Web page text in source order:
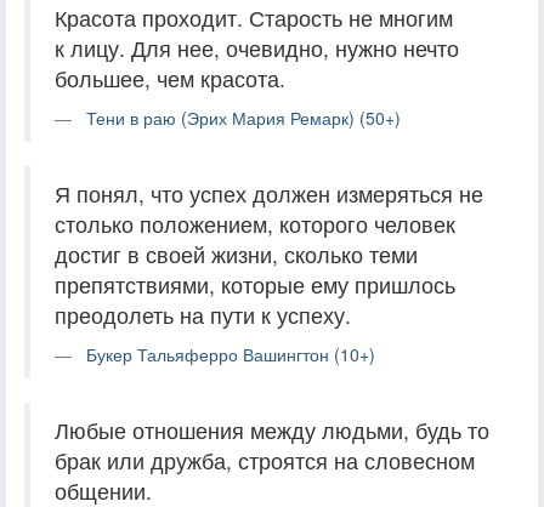
Красота проходит. Старость не многим
к лицу. Для нее, очевидно, нужно нечто
большее, чем красота.
Тени в раю (Эрих Мария Ремарк) (50+)
Я понял, что успех должен измеряться не
столько положением, которого человек
достиг в своей жизни, сколько теми
препятствиями, которые ему пришлось
преодолеть на пути к успеху.
Букер Тальяферро Вашингтон (10+)
Любые отношения между людьми, будь то
брак или дружба, строятся на словесном
общении.